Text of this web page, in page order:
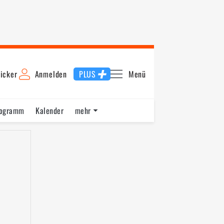
Anmelden PLUS Menü
Kalender
mehr